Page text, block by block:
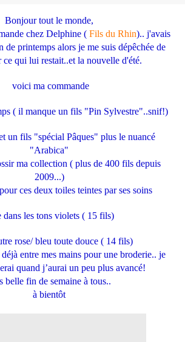
Bonjour tout le monde,
chez Delphine ( Fils du Rhin).. j'avais
de printemps alors je me suis dépêchée de
ce qui lui restait..et la nouvelle d'été.
voici ma commande
( il manque un fils "Pin Sylvestre"..snif!)
un fils "spécial Pâques" plus le nuancé
"Arabica"
ma collection ( plus de 400 fils depuis
2009...)
ces deux toiles teintes par ses soins
dans les tons violets ( 15 fils)
rose/ bleu toute douce ( 14 fils)
entre mes mains pour une broderie.. je
quand j’aurai un peu plus avancé!
belle fin de semaine à tous..
à bientôt